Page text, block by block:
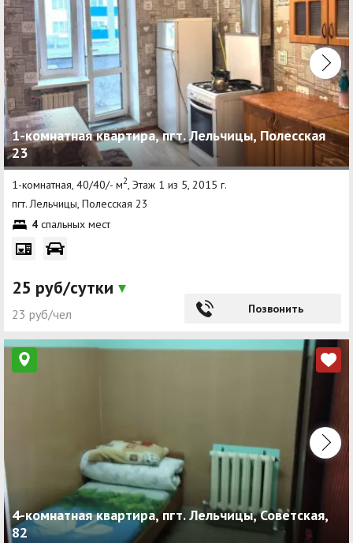
1-комнатная квартира, пгт. Лельчицы, Полесская
23
1-комнатная, 40/40/- м2, Этаж 1 из 5, 2015 г.
пгт. Лельчицы, Полесская 23
4 спальных мест
25 руб/сутки
23 руб/чел Позвонить
4-комнатная квартира, пгт. Лельчицы, Советская,
82